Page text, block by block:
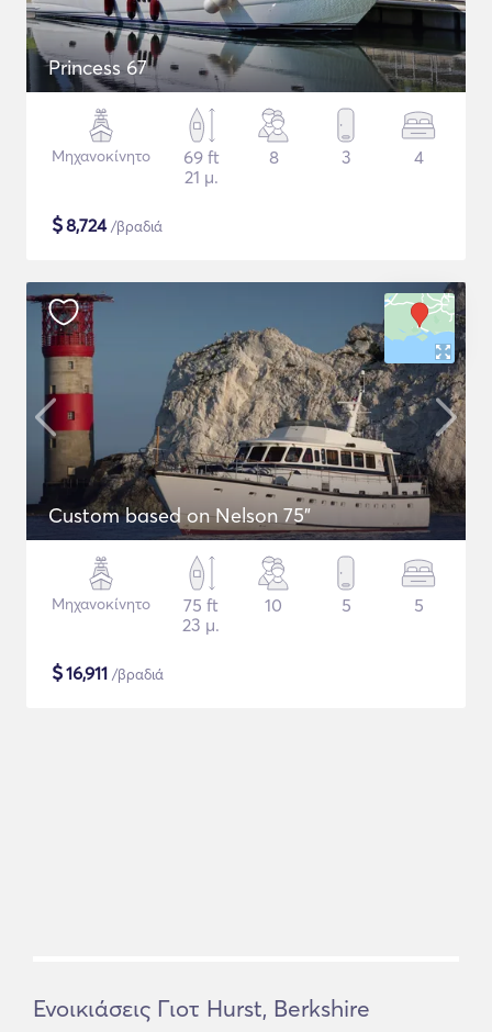
Princess 67
Μηχανοκίνητο
69 ft
21 μ.
8 3 4
$8,724/βραδιά
Custom based on Nelson 75"
Μηχανοκίνητο
75 ft
23 μ.
10 5 5
$16,911 /βραδιά
Ενοικιάσεις Γιοτ Hurst, Berkshire